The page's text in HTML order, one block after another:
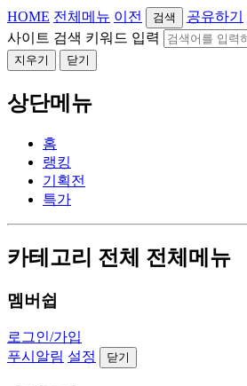
HOME 전체메뉴 이전 검색 공유하기
사이트 검색 키워드 입력
지우기
닫기
상단메뉴
홈
랭킹
기획전
특가
카테고리 전체 전체메뉴
멤버쉽
로그인/가입
푸시알림 설정 닫기